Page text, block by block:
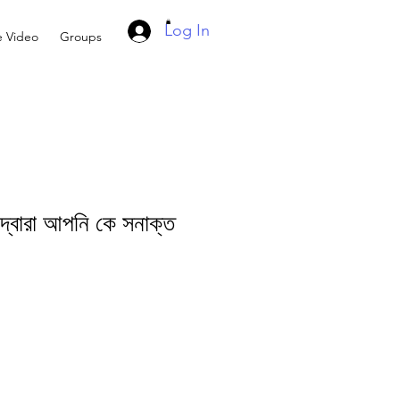
Video Groups Log In
আপনি কে সনাক্ত